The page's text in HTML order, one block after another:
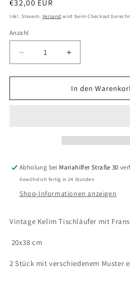
Normaler
Preis
€32,00 EUR
Inkl. Steuern. Versand wird beim Checkout
Anzahl
Anzahl
Verringere
die
Menge
Vintage
Erhöhe
die
Menge
für
Vintage
In den
Abholung bei Mariahilfer Straße 30
Gewöhnlich fertig in 24 Stunden
Shop-Informationen anzeigen
Vintage Kelim Tischläufer mit
20x38 cm
2 Stück mit verschiedenem Muster